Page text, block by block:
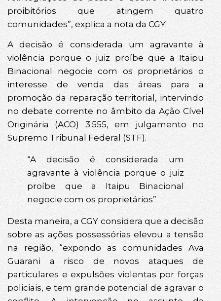
proibitórios que atingem quatro
comunidades”, explica a nota da CGY.
A decisão é considerada um agravante à
violência porque o juiz proíbe que a Itaipu
Binacional negocie com os proprietários o
interesse de venda das áreas para a
promoção da reparação territorial, intervindo
no debate corrente no âmbito da Ação Cível
Originária (ACO) 3.555, em julgamento no
Supremo Tribunal Federal (STF).
“A decisão é considerada um
agravante à violência porque o juiz
proíbe que a Itaipu Binacional
negocie com os proprietários”
Desta maneira, a CGY considera que a decisão
sobre as ações possessórias elevou a tensão
na região, “expondo as comunidades Ava
Guarani a risco de novos ataques de
particulares e expulsões violentas por forças
policiais, e tem grande potencial de agravar o